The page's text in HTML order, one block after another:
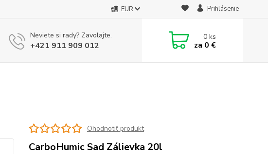
EUR Prihlásenie
Neviete si rady? Zavolajte.
+421 911 909 012
0ks
za 0 €
Ohodnotiť produkt
CarboHumic Sad Zálievka 20l